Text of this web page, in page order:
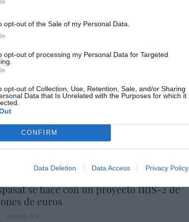
opt-out of the Sale of my Personal Data.
opt-out of processing my Personal Data for Targeted
opt-out of Collection, Use, Retention, Sale, and/or Sharing
Data that Is Unrelated with the Purposes for which it
CONFIRM
Data Deletion Data Access Privacy Policy
imposible de los Entrecanales: deuda al
a la baja y reputación en
se hace con un proyecto IRIS-2 de
de euros